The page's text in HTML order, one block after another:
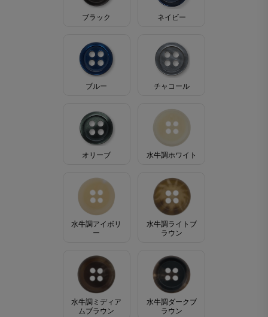
ブラック ネイビー
ブルー チャコール
オリーブ 水牛調ホワイト
水牛調アイボリ
ー
水牛調ライトブ
ラウン
水牛調ミディア
ムブラウン
水牛調ダークブ
ラウン